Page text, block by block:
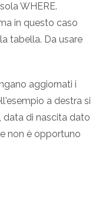
WHERE.
in questo caso
tabella. Da usare
aggiornati i
a destra si
data di nascita dato
non è opportuno